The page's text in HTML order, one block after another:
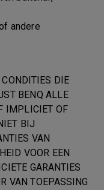
andere
DIE
BENQ ALLE
IMPLICIET OF
BIJ
VAN
VOOR EEN
GARANTIES
VAN TOEPASSING